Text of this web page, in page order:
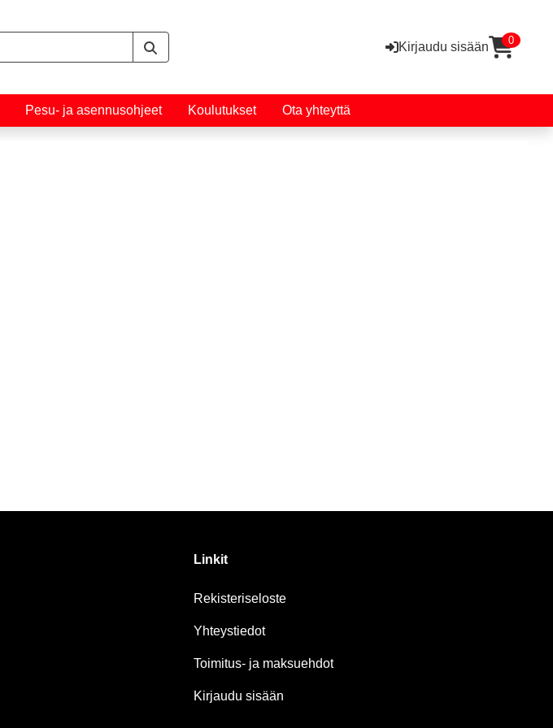
Kirjaudu sisään 0
Pesu- ja asennusohjeet Koulutukset Ota yhteyttä
Linkit
Rekisteriseloste
Yhteystiedot
Toimitus- ja maksuehdot
Kirjaudu sisään